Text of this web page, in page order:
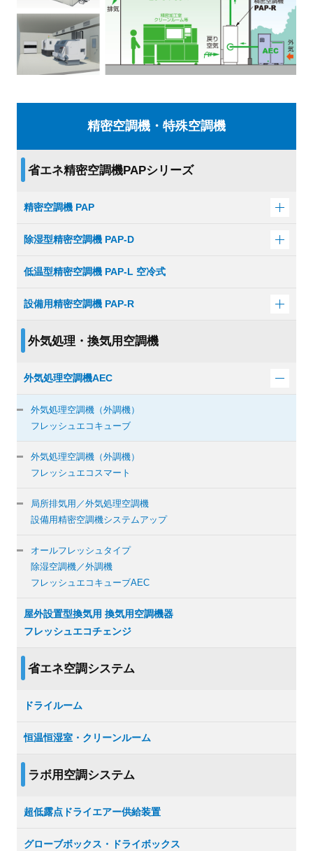
精密空調機・特殊空調機
省エネ精密空調機PAPシリーズ
精密空調機 PAP
除湿型精密空調機 PAP-D
低温型精密空調機 PAP-L 空冷式
設備用精密空調機 PAP-R
外気処理・換気用空調機
外気処理空調機AEC
外気処理空調機（外調機）
フレッシュエコキューブ
外気処理空調機（外調機）
フレッシュエコスマート
局所排気用／外気処理空調機
設備用精密空調機システムアップ
オールフレッシュタイプ
除湿空調機／外調機
フレッシュエコキューブAEC
屋外設置型換気用 換気用空調機器
フレッシュエコチェンジ
省エネ空調システム
ドライルーム
恒温恒湿室・クリーンルーム
ラボ用空調システム
超低露点ドライエアー供給装置
グローブボックス・ドライボックス